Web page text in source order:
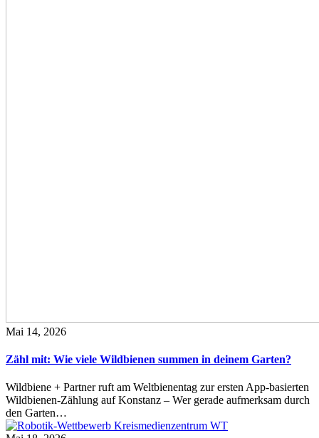
Mai 14, 2026
Zähl mit: Wie viele Wildbienen summen in deinem Garten?
Wildbiene + Partner ruft am Weltbienentag zur ersten App-basierten
Wildbienen-Zählung auf Konstanz – Wer gerade aufmerksam durch
den Garten…